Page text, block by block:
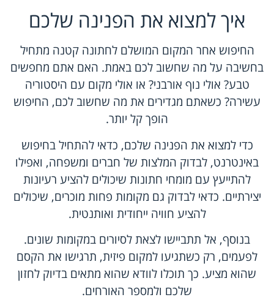
איך למצוא את הפנינה שלכם
החיפוש אחר המקום המושלם לחתונה קטנה מתחיל
בחשיבה על מה שחשוב לכם באמת. האם אתם מחפשים
טבע? אולי נוף אורבני? או אולי מקום עם היסטוריה
עשירה? כשאתם מגדירים את מה שחשוב לכם, החיפוש
הופך קל יותר.
כדי למצוא את הפנינה שלכם, כדאי להתחיל בחיפוש
באינטרנט, לבדוק המלצות של חברים ומשפחה, ואפילו
להתייעץ עם מומחי חתונות שיכולים להציע רעיונות
יצירתיים. כדאי לבדוק גם מקומות פחות מוכרים, שיכולים
להציע חוויה ייחודית ואותנטית.
בנוסף, אל תתביישו לצאת לסיורים במקומות שונים.
לפעמים, רק כשתגיעו למקום פיזית, תרגישו את הקסם
שהוא מציע. כך תוכלו לוודא שהוא מתאים בדיוק לחזון
שלכם ולמספר האורחים.